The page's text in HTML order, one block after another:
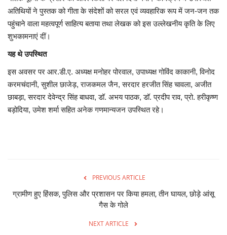
अतिथियों ने पुस्तक को गीता के संदेशों को सरल एवं व्यवहारिक रूप में जन-जन तक
पहुंचाने वाला महत्वपूर्ण साहित्य बताया तथा लेखक को इस उल्लेखनीय कृति के लिए
शुभकामनाएं दीं।
यह थे उपस्थित
इस अवसर पर आर.डी.ए. अध्यक्ष मनोहर पोरवाल, उपाध्यक्ष गोविंद काकानी, विनोद
करमचंदानी, सुशील छाजेड़, राजकमल जैन, सरदार हरजीत सिंह चावला, अजीत
छाबड़ा, सरदार देवेन्द्र सिंह बाधवा, डॉ. अभय पाठक, डॉ. प्रदीप राव, प्रो. हरीकृष्ण
बड़ोदिया, उमेश शर्मा सहित अनेक गणमान्यजन उपस्थित रहे।
PREVIOUS ARTICLE
ग्रामीण हुए हिंसक, पुलिस और प्रशासन पर किया हमला, तीन घायल, छोड़े आंसू
गैस के गोले
NEXT ARTICLE